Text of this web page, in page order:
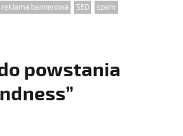
reklama bannerowa SEO spam
powstania